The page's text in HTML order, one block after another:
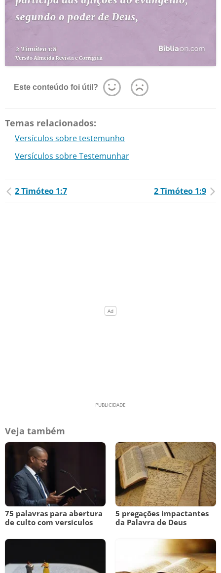
Este conteúdo foi útil?
Temas relacionados:
Versículos sobre testemunho
Versículos sobre Testemunhar
2 Timóteo 1:7 2 Timóteo 1:9
Veja também
75 palavras para abertura
de culto com versículos
5 pregações impactantes
da Palavra de Deus